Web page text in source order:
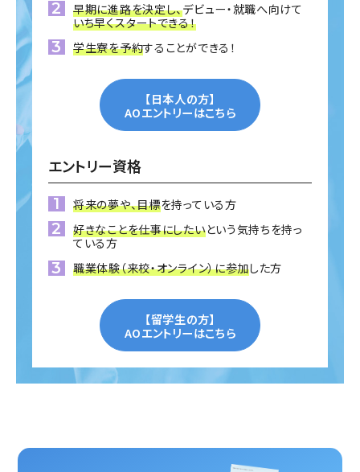
早期に進路を決定し、デビュー・就職へ向けて
いち早くスタートできる！
学生寮を予約することができる！
【日本人の方】
AOエントリーはこちら
エントリー資格
将来の夢や、目標を持っている方
好きなことを仕事にしたいという気持ちを持っ
ている方
職業体験（来校・オンライン）に参加した方
【留学生の方】
AOエントリーはこちら